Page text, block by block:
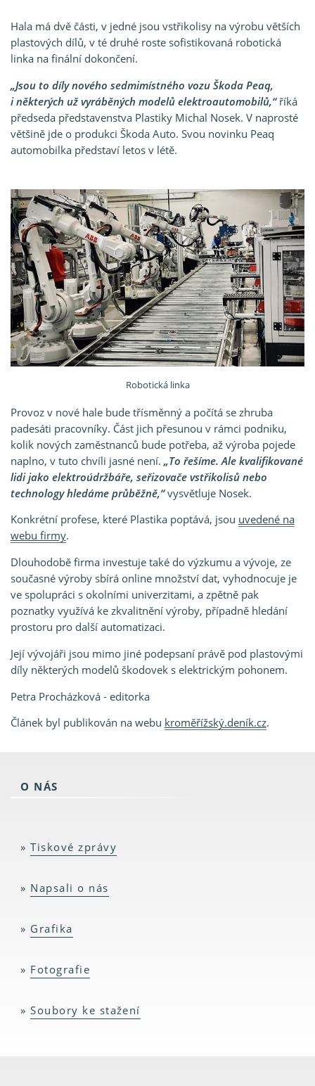
Hala má dvě části, v jedné jsou vstřikolisy na výrobu větších
plastových dílů, v té druhé roste sofistikovaná robotická
linka na finální dokončení.
Jsou to díly nového sedmimístného vozu Škoda Peaq,
i některých už vyráběných modelů elektroautomobilů, říká
předseda představenstva Plastiky Michal Nosek. V naprosté
většině jde o produkci Škoda Auto. Svou novinku Peaq
automobilka představí letos v létě.
Robotická linka
Provoz v nové hale bude třísměnný a počítá se zhruba
padesáti pracovníky. Část jich přesunou v rámci podniku,
kolik nových zaměstnanců bude potřeba, až výroba pojede
naplno, v tuto chvíli jasné není.
To řešíme. Ale kvalifikované
lidi jako elektroúdržbáře, seřizovače vstřikolisů nebo
technology hledáme průběžně, vysvětluje Nosek.
Konkrétní profese, které Plastika poptává, jsou uvedené na
webu firmy.
Dlouhodobě firma investuje také do výzkumu a vývoje, ze
současné výroby sbírá online množství dat, vyhodnocuje je
ve spolupráci s okolními univerzitami, a zpětně pak
poznatky využívá ke zkvalitnění výroby, případně hledání
prostoru pro další automatizaci.
Její vývojáři jsou mimo jiné podepsaní právě pod plastovými
díly některých modelů škodovek s elektrickým pohonem.
Petra Procházková - editorka
Článek byl publikován na webu kroměřížský.deník.cz.
O NÁS
Tiskové zprávy
Napsali o nás
Grafika
Fotografie
Soubory ke stažení